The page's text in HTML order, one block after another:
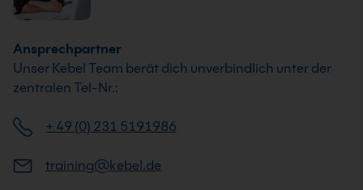
Ansprechpartner
Unser Kebel Team berät dich unverbindlich unter der
zentralen Tel-Nr.:
+ 49 (0) 231 5191986
training@kebel.de